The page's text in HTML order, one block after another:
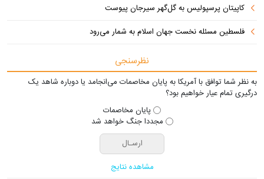
کاپیتان پرسپولیس به گل‌گهر سیرجان پیوست
فلسطین مسئله نخست جهان اسلام به شمار می‌رود
نظرسنجی
به نظر شما توافق با آمریکا به پایان مخاصمات می‌انجامد یا دوباره شاهد یک
درگیری تمام عیار خواهیم بود؟
پایان مخاصمات
مجددا جنگ خواهد شد
مشاهده نتایج